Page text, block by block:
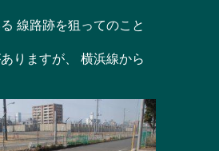
線路跡を狙ってのこと
りますが、 横浜線から